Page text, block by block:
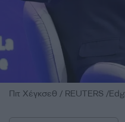
Πιτ Χέγκσεθ / REUTERS /